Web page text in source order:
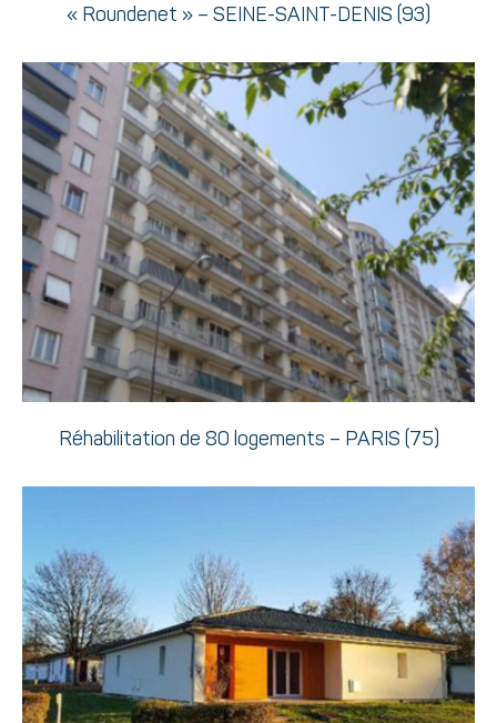
« Roundenet » – SEINE-SAINT-DENIS (93)
Réhabilitation de 80 logements – PARIS (75)